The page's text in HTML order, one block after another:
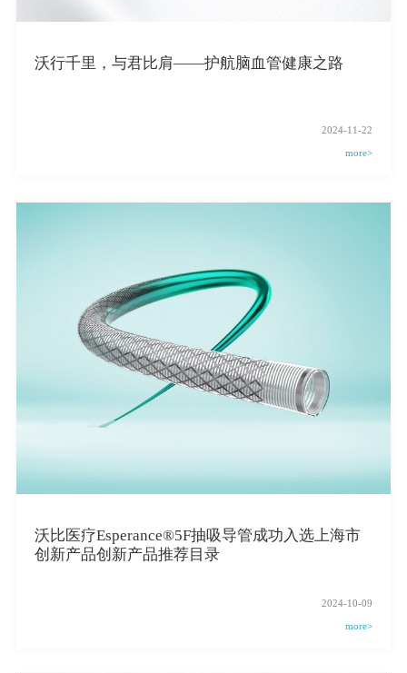
沃行千里，与君比肩——护航脑血管健康之路
2024-11-22
more>
沃比医疗Esperance®5F抽吸导管成功入选上海市
创新产品创新产品推荐目录
2024-10-09
more>